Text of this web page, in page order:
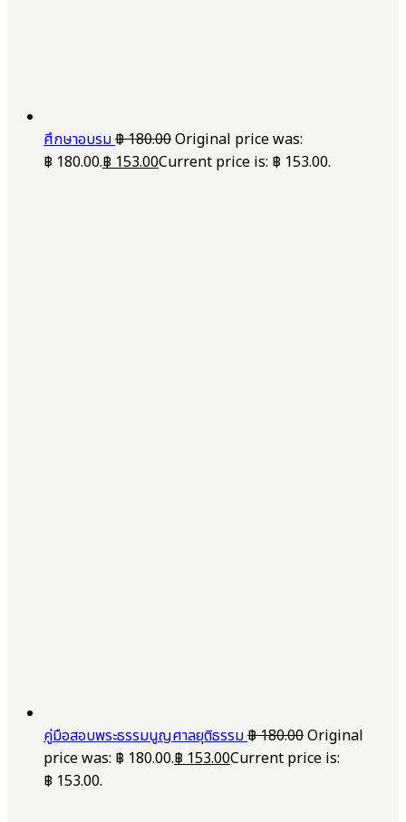
ศึกษาอบรม฿180.00Original price was:
฿ 180.00.฿153.00Current price is: ฿ 153.00.
คู่มือสอบพระธรรมนูญศาลยุติธรรม฿180.00Original
price was: ฿ 180.00.฿153.00Current price is:
฿ 153.00.